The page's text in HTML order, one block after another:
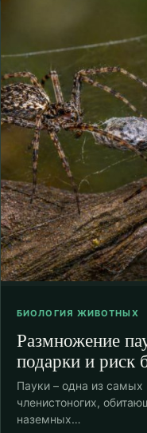
БИОЛОГИЯ ЖИВОТНЫХ
Размножение
подарки и риск
Пауки – одна из самых
членистоногих,
наземных…